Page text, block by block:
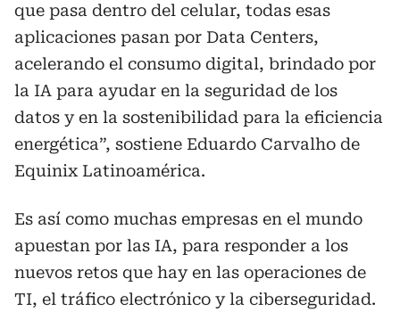
que pasa dentro del celular, todas esas
aplicaciones pasan por Data Centers,
acelerando el consumo digital, brindado por
la IA para ayudar en la seguridad de los
datos y en la sostenibilidad para la eficiencia
energética”, sostiene Eduardo Carvalho de
Equinix Latinoamérica.
Es así como muchas empresas en el mundo
apuestan por las IA, para responder a los
nuevos retos que hay en las operaciones de
TI, el tráfico electrónico y la ciberseguridad.